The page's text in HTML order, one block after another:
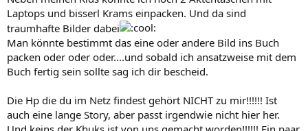
Laptops und bisserl Krams einpacken. Und da sind
traumhafte Bilder dabei
Man könnte bestimmt das eine oder andere Bild ins Buch
packen oder oder oder....und sobald ich ansatzweise mit dem
Buch fertig sein sollte sag ich dir bescheid.
Die Hp die du im Netz findest gehört NICHT zu mir!!!!!! Ist
auch eine lange Story, aber passt irgendwie nicht hier her.